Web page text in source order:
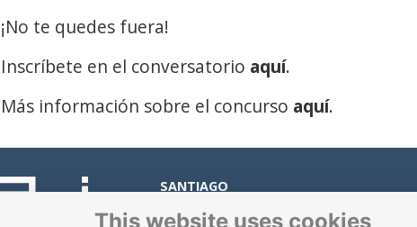
¡No te quedes fuera!
Inscríbete en el conversatorio aquí.
Más información sobre el concurso aquí.
SANTIAGO
This website uses cookies